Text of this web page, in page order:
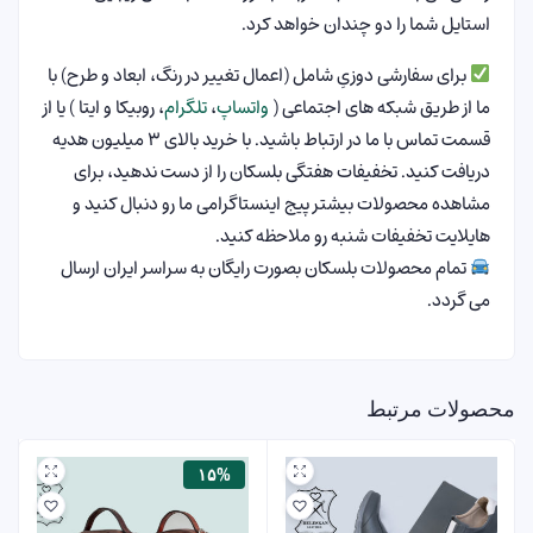
استایل شما را دو چندان خواهد کرد.
برای سفارشی دوزیِ شامل (اعمال تغییر در رنگ، ابعاد و طرح) با
ما از طریق شبکه های اجتماعی (واتساپ،تلگرام، روبیکا و ایتا ) یا از
قسمت تماس با ما در ارتباط باشید. با خرید بالای ۳ میلیون هدیه
دریافت کنید. تخفیفات هفتگی بلسکان را از دست ندهید، برای
مشاهده محصولات بیشتر پیج اینستاگرامی ما رو دنبال کنید و
هایلایت تخفیفات شنبه رو ملاحظه کنید.
تمام محصولات بلسکان بصورت رایگان به سراسر ایران ارسال
می گردد.
محصولات مرتبط
۱۵%